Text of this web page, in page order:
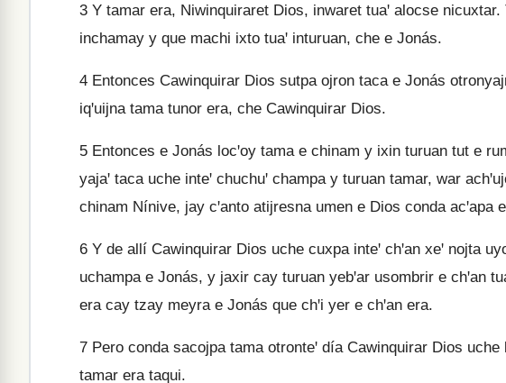
3 Y tamar era, Niwinquiraret Dios, inwaret tuaꞌ alocse nicuxtar.
inchamay y que machi ixto tuaꞌ inturuan, che e Jonás.
4 Entonces Cawinquirar Dios sutpa ojron taca e Jonás
iqꞌuijna tama tunor era, che Cawinquirar Dios.
5 Entonces e Jonás locꞌoy tama e chinam y ixin turuan tut e
yajaꞌ taca uche inteꞌ chuchuꞌ champa y turuan tamar, war
chinam Nínive, jay cꞌanto atijresna umen e Dios conda acꞌapa
6 Y de allí Cawinquirar Dios uche cuxpa inteꞌ chꞌan xeꞌ nojta
uchampa e Jonás, y jaxir cay turuan yebꞌar usombrir e chꞌan
era cay tzay meyra e Jonás que chꞌi yer e chꞌan era.
7 Pero conda sacojpa tama otronteꞌ día Cawinquirar Dios uche
tamar era taqui.